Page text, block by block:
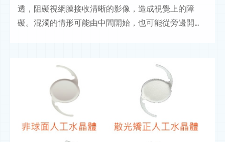
透，阻礙視網膜接收清晰的影像，造成視覺上的障
礙。混濁的情形可能由中間開始，也可能從旁邊開